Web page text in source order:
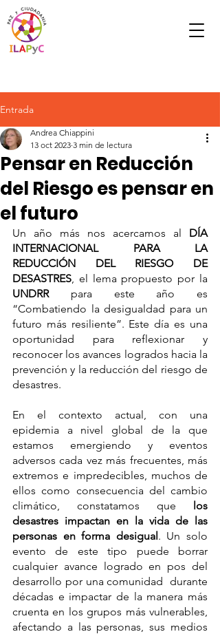
Entrada
Pensar en Reducción
del Riesgo es pensar en
el futuro
Andrea Chiappini
13 oct 2023 3 min de lectura
Un año más nos acercamos al DÍA
INTERNACIONAL PARA LA
REDUCCIÓN DEL RIESGO DE
DESASTRES
UNDRR para este año es
“Combatiendo la desigualdad para un
futuro más resiliente”. Este día es una
oportunidad para reflexionar y
reconocer los avances logrados hacia la
prevención y la reducción del riesgo de
desastres.
En el contexto actual, con una
epidemia a nivel global de la que
estamos emergiendo y eventos
adversos cada vez más frecuentes, más
extremos e impredecibles, muchos de
ellos como consecuencia del cambio
climático, constatamos que los
desastres impactan en la vida de las
personas en forma desigual. Un solo
evento de este tipo puede borrar
cualquier avance logrado en pos del
desarrollo por una comunidad  durante
décadas e impactar de la manera más
cruenta en los grupos más vulnerables,
afectando a las personas, sus medios